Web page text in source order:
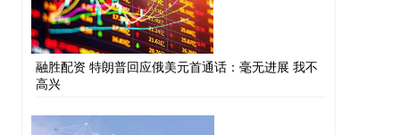
融胜配资 特朗普回应俄美元首通话：毫无进展 我不
高兴